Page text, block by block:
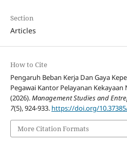
Section
Articles
How to Cite
Pengaruh Beban Kerja Dan Gaya
Pegawai Kantor Pelayanan
(2026).Management Studies and
7(5), 924-933. https://doi.org/
More Citation Formats